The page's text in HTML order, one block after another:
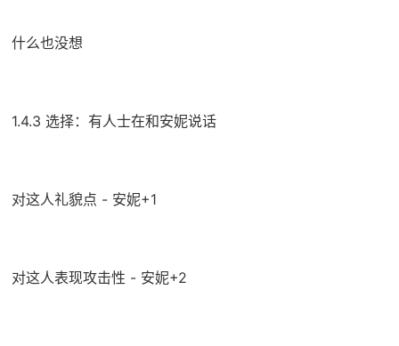
什么也没想
1.4.3 选择：有人士在和安妮说话
对这人礼貌点 - 安妮+1
对这人表现攻击性 - 安妮+2